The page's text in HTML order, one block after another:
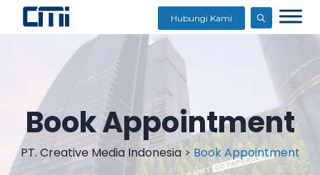
Hubungi Kami
Book Appointment
PT. Creative Media Indonesia> Book Appointment